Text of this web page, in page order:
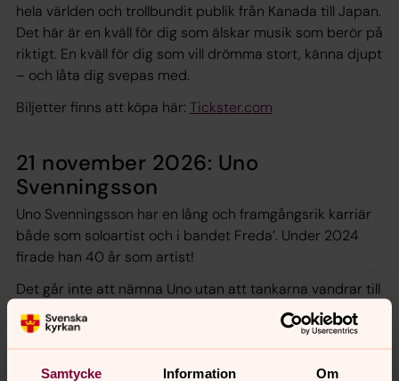
Samtycke Information Om
hela världen och trollbundit publik från Kanada till Japan.
Det här är en kväll för dig som älskar musik som berör på
riktigt. En kväll för dig som vill drömma stort, känna djupt
– och låta dig svepas med.
Biljetter finns att köpa här: Tickster.com
21 november 2026: Uno
Svenningsson
Uno Svenningsson har en lång och framgångsrik karriär
både som soloartist och i bandet Freda’. Under 2024
firade han 40 år som artist!
Det går inte att nämna Uno utan att tankarna vandrar till
hans uppskattade låt ”Under Ytan” som många minns.
Men även klassikerna ”Vågorna”, ”Tro på varann” och Så
Mycket Bättre-hiten ”Du kommer ångra det här” är låtar
som inte gått någon obemärkt förbi. Få har glömt ”I en